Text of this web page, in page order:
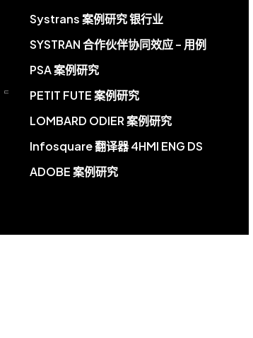
Systrans 案例研究 银行业
SYSTRAN 合作伙伴协同效应 – 用例
PSA 案例研究
PETIT FUTE 案例研究
LOMBARD ODIER 案例研究
Infosquare 翻译器 4HMI ENG DS
ADOBE 案例研究